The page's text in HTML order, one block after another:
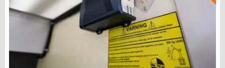
WORK SYSTEM STUTTGART